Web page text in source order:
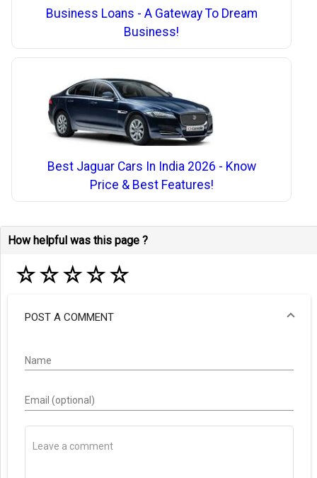
Business Loans - A Gateway To Dream
Business!
Best Jaguar Cars In India 2026 - Know
Price & Best Features!
How helpful was this page ?
☆☆☆☆☆
POST A COMMENT
Name
Email (optional)